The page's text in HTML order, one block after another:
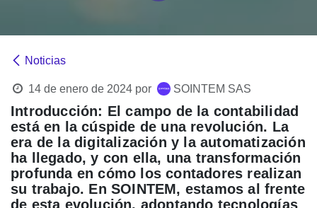
Noticias
14 de enero de 2024 por SOINTEM SAS
Introducción: El campo de la contabilidad
está en la cúspide de una revolución. La
era de la digitalización y la automatización
ha llegado, y con ella, una transformación
profunda en cómo los contadores realizan
su trabajo. En SOINTEM, estamos al frente
de esta evolución, adoptando tecnologías